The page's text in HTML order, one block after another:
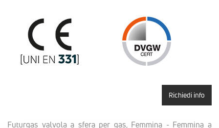
Richiedi info
Futurgas valvola a sfera per gas, Femmina - Femmina a